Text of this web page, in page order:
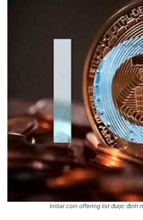
Initial coin offering list được định